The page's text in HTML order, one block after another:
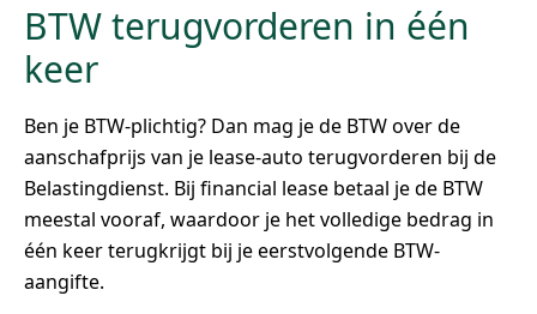
BTW terugvorderen in één
keer
Ben je BTW-plichtig? Dan mag je de BTW over de
aanschafprijs van je lease-auto terugvorderen bij de
Belastingdienst. Bij financial lease betaal je de BTW
meestal vooraf, waardoor je het volledige bedrag in
één keer terugkrijgt bij je eerstvolgende BTW-
aangifte.